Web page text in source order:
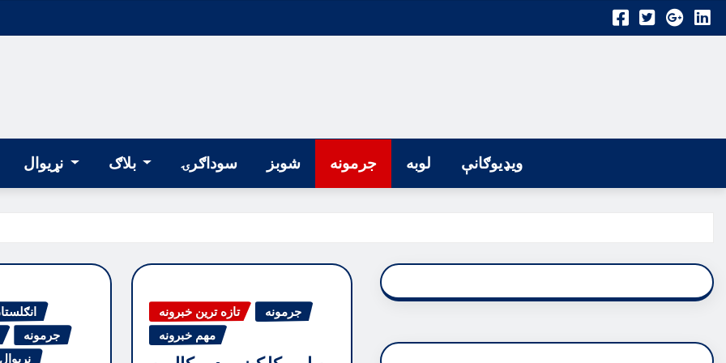
بلاګ سوداګرۍ شوبز جرمونه لوبه ویډیوګانې
جرمونه
نړیوال
تازه ترین خبرونه
جرمونه
مهم خبرونه